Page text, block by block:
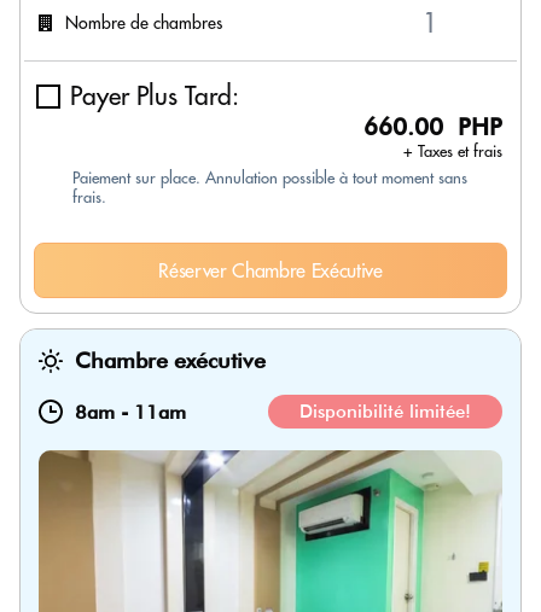
Nombre de chambres
Payer Plus Tard:
660.00 PHP
+ Taxes et frais
Paiement sur place. Annulation possible à tout moment sans
frais.
Réserver Chambre Exécutive
Chambre exécutive
8am - 11am Disponibilité limitée!